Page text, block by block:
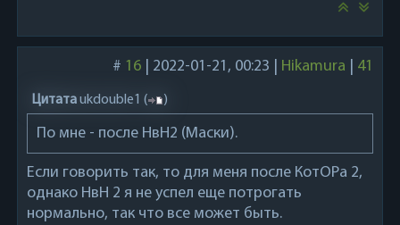
# 16| 2022-01-21, 00:23 Hikamura 41
Цитатаukdouble1 ( )
По мне - после НвН2 (Маски).
Если говорить так, то для меня после КотОРа 2,
однако НвН 2 я не успел еще потрогать
нормально, так что все может быть.